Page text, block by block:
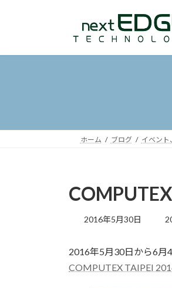
ホーム ブログ イベント
2016年5月30日
2016年5月30日から6月
COMPUTEX TAIPEI